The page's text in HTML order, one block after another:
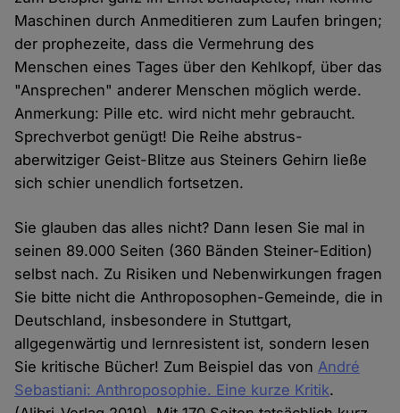
Maschinen durch Anmeditieren zum Laufen bringen;
der prophezeite, dass die Vermehrung des
Menschen eines Tages über den Kehlkopf, über das
"Ansprechen" anderer Menschen möglich werde.
Anmerkung: Pille etc. wird nicht mehr gebraucht.
Sprechverbot genügt! Die Reihe abstrus-
aberwitziger Geist-Blitze aus Steiners Gehirn ließe
sich schier unendlich fortsetzen.
Sie glauben das alles nicht? Dann lesen Sie mal in
seinen 89.000 Seiten (360 Bänden Steiner-Edition)
selbst nach. Zu Risiken und Nebenwirkungen fragen
Sie bitte nicht die Anthroposophen-Gemeinde, die in
Deutschland, insbesondere in Stuttgart,
allgegenwärtig und lernresistent ist, sondern lesen
Sie kritische Bücher! Zum Beispiel das vonAndré
Sebastiani: Anthroposophie. Eine kurze Kritik.